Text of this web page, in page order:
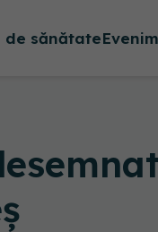
de sănătate